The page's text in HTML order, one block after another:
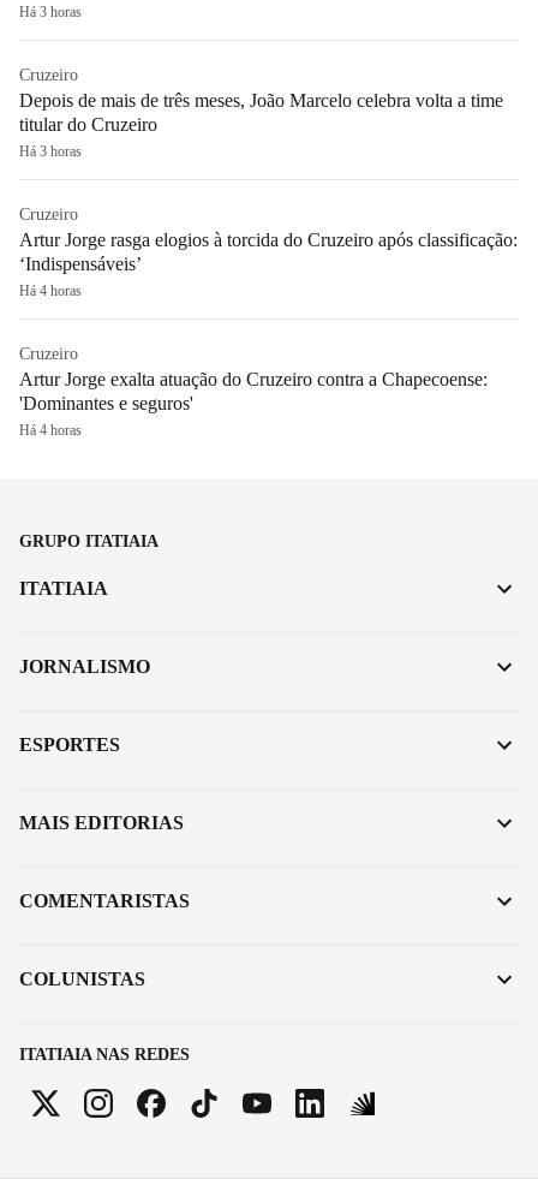
Há 3 horas
Cruzeiro
Depois de mais de três meses, João Marcelo celebra volta a time
titular do Cruzeiro
Há 3 horas
Cruzeiro
Artur Jorge rasga elogios à torcida do Cruzeiro após classificação:
‘Indispensáveis’
Há 4 horas
Cruzeiro
Artur Jorge exalta atuação do Cruzeiro contra a Chapecoense:
'Dominantes e seguros'
Há 4 horas
GRUPO ITATIAIA
ITATIAIA NAS REDES
ITATIAIA
JORNALISMO
ESPORTES
MAIS EDITORIAS
COMENTARISTAS
COLUNISTAS